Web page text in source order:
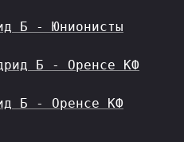
Б - Юнионисты
Б - Оренсе КФ
Б - Оренсе КФ